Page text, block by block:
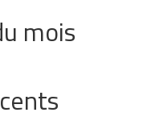
mois